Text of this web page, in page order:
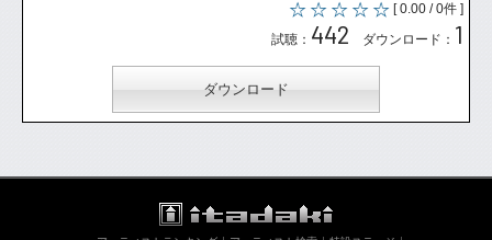
[ 0.00 / 0件 ]
試聴： 442 ダウンロード： 1
ダウンロード